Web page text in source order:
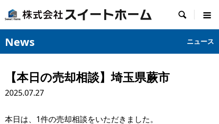

News ニュース
【本日の売却相談】埼玉県蕨市
2025.07.27
本日は、1件の売却相談をいただきました。